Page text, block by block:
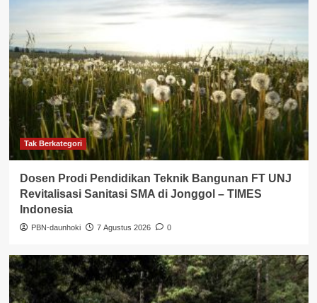
Tak Berkategori
Dosen Prodi Pendidikan Teknik Bangunan FT UNJ
Revitalisasi Sanitasi SMA di Jonggol – TIMES
Indonesia
PBN-daunhoki 7 Agustus 2026 0